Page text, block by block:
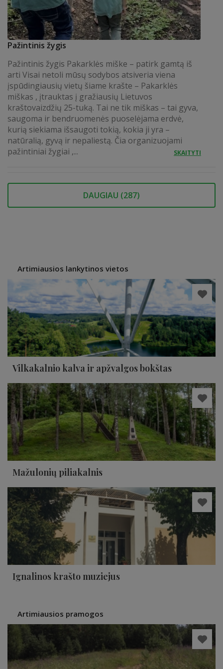
Pažintinis žygis
Pažintinis žygis Pakarklės miške – patirk gamtą iš
arti Visai netoli mūsų sodybos atsiveria viena
įspūdingiausių vietų šiame krašte – Pakarklės
miškas , įtrauktas į gražiausių Lietuvos
kraštovaizdžių 25-tuką. Tai ne tik miškas – tai gyva,
saugoma ir bendruomenės puoselėjama erdvė,
kurią siekiama išsaugoti tokią, kokia ji yra –
natūralią, gyvą ir nepaliestą. Čia organizuojami
pažintiniai žygiai ,...
SKAITYTI
DAUGIAU (287)
Artimiausios lankytinos vietos
Vilkakalnio kalva ir apžvalgos bokštas
Mažulonių piliakalnis
Ignalinos krašto muziejus
Artimiausios pramogos